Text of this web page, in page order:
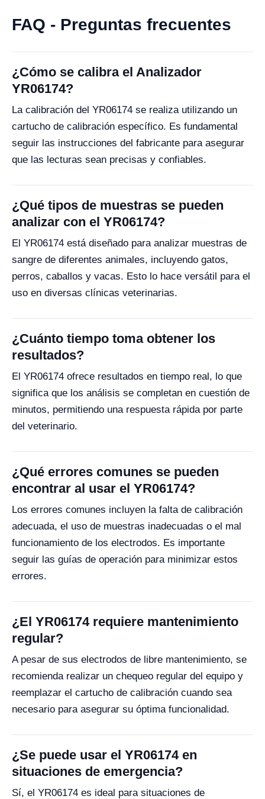
FAQ - Preguntas frecuentes
¿Cómo se calibra el Analizador
YR06174?
La calibración del YR06174 se realiza utilizando un
cartucho de calibración específico. Es fundamental
seguir las instrucciones del fabricante para asegurar
que las lecturas sean precisas y confiables.
¿Qué tipos de muestras se pueden
analizar con el YR06174?
El YR06174 está diseñado para analizar muestras de
sangre de diferentes animales, incluyendo gatos,
perros, caballos y vacas. Esto lo hace versátil para el
uso en diversas clínicas veterinarias.
¿Cuánto tiempo toma obtener los
resultados?
El YR06174 ofrece resultados en tiempo real, lo que
significa que los análisis se completan en cuestión de
minutos, permitiendo una respuesta rápida por parte
del veterinario.
¿Qué errores comunes se pueden
encontrar al usar el YR06174?
Los errores comunes incluyen la falta de calibración
adecuada, el uso de muestras inadecuadas o el mal
funcionamiento de los electrodos. Es importante
seguir las guías de operación para minimizar estos
errores.
¿El YR06174 requiere mantenimiento
regular?
A pesar de sus electrodos de libre mantenimiento, se
recomienda realizar un chequeo regular del equipo y
reemplazar el cartucho de calibración cuando sea
necesario para asegurar su óptima funcionalidad.
¿Se puede usar el YR06174 en
situaciones de emergencia?
Sí, el YR06174 es ideal para situaciones de